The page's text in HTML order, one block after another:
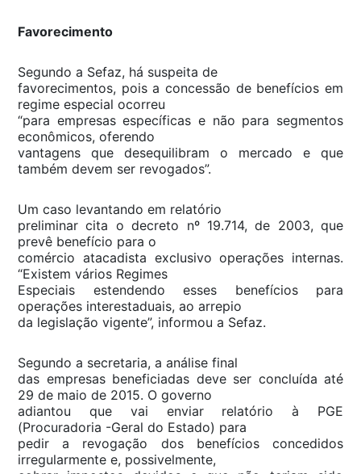
Favorecimento
Segundo a Sefaz, há suspeita de
favorecimentos, pois a concessão de benefícios em
regime especial ocorreu
“para empresas específicas e não para segmentos
econômicos, oferendo
vantagens que desequilibram o mercado e que
também devem ser revogados”.
Um caso levantando em relatório
preliminar cita o decreto nº 19.714, de 2003, que
prevê benefício para o
comércio atacadista exclusivo operações internas.
“Existem vários Regimes
Especiais estendendo esses benefícios para
operações interestaduais, ao arrepio
da legislação vigente”, informou a Sefaz.
Segundo a secretaria, a análise final
das empresas beneficiadas deve ser concluída até
29 de maio de 2015. O governo
adiantou que vai enviar relatório à PGE
(Procuradoria -Geral do Estado) para
pedir a revogação dos benefícios concedidos
irregularmente e, possivelmente,